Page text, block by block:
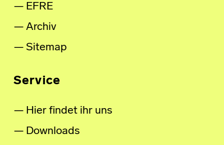
EFRE
Archiv
Sitemap
Service
Hier findet ihr uns
Downloads